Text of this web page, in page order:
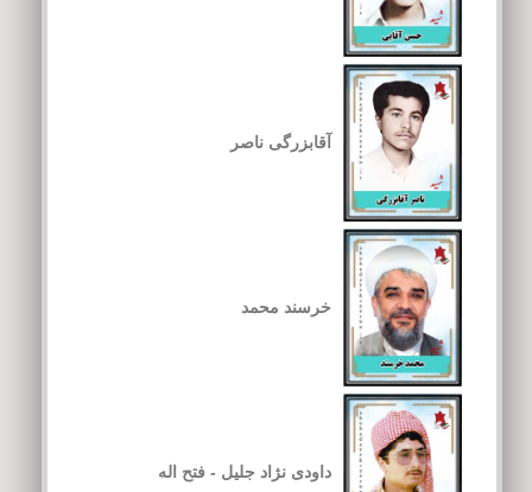
آقابزرگی ناصر
خرسند محمد
داودی نژاد جلیل - فتح اله